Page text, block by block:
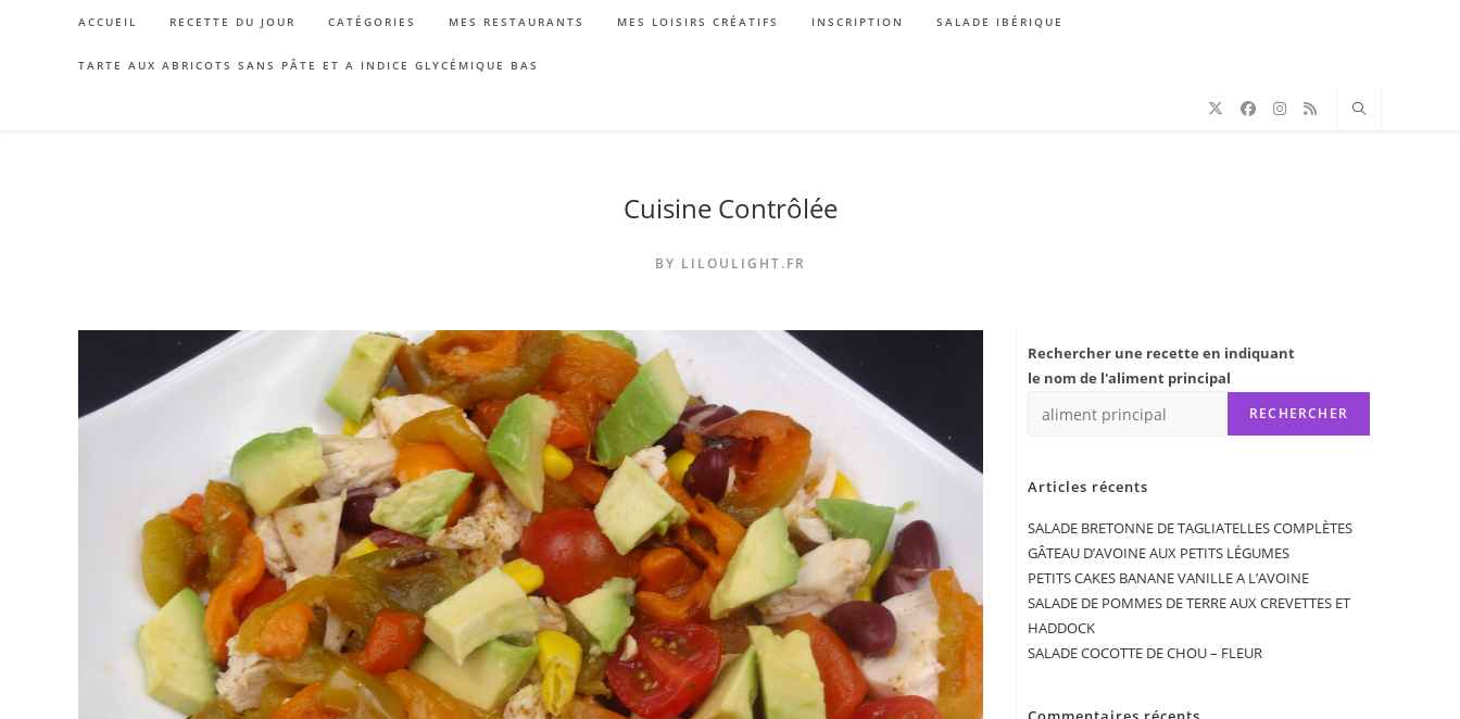
ACCUEIL RECETTE DU JOUR CATÉGORIES MES RESTAURANTS MES LOISIRS CRÉATIFS INSCRIPTION SALADE IBÉRIQUE
TARTE AUX ABRICOTS SANS PÂTE ET A INDICE GLYCÉMIQUE BAS
Cuisine Contrôlée
BY LILOULIGHT.FR
Rechercher une recette en indiquant
le nom de l'aliment principal
RECHERCHER
Articles récents
SALADE BRETONNE DE TAGLIATELLES COMPLÈTES
GÂTEAU D’AVOINE AUX PETITS LÉGUMES
PETITS CAKES BANANE VANILLE A L’AVOINE
SALADE DE POMMES DE TERRE AUX CREVETTES ET
HADDOCK
SALADE COCOTTE DE CHOU – FLEUR